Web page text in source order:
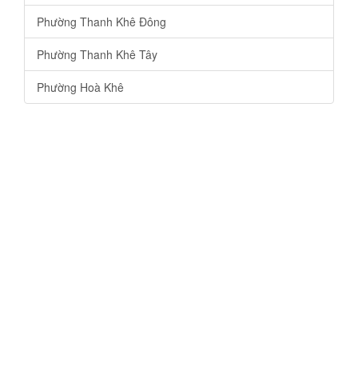
Phường Thanh Khê Đông
Phường Thanh Khê Tây
Phường Hoà Khê